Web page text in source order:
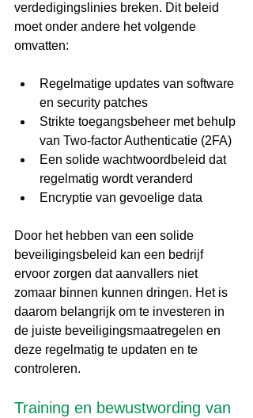
verdedigingslinies breken. Dit beleid
moet onder andere het volgende
omvatten:
Regelmatige updates van software
en security patches
Strikte toegangsbeheer met behulp
van Two-factor Authenticatie (2FA)
Een solide wachtwoordbeleid dat
regelmatig wordt veranderd
Encryptie van gevoelige data
Door het hebben van een solide
beveiligingsbeleid kan een bedrijf
ervoor zorgen dat aanvallers niet
zomaar binnen kunnen dringen. Het is
daarom belangrijk om te investeren in
de juiste beveiligingsmaatregelen en
deze regelmatig te updaten en te
controleren.
Training en bewustwording van